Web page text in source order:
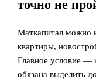
точно не
Маткапитал можно
квартиры,
Главное условие —
обязана выделить